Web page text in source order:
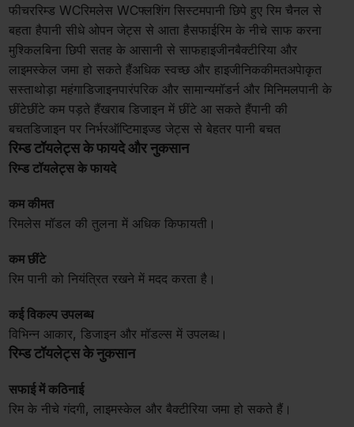
फीचररिम्ड WCरिमलेस WCफ्लशिंग सिस्टमपानी छिपे हुए रिम चैनल से
बहता हैपानी सीधे ओपन जेट्स से आता हैसफाईरिम के नीचे साफ करना
मुश्किलबिना छिपी सतह के आसानी से साफहाइजीनबैक्टीरिया और
लाइमस्केल जमा हो सकते हैंअधिक स्वच्छ और हाइजीनिककीमतअपेाकृत
सस्ताथोड़ा महंगाडिजाइनपारंपरिक और सामान्यमॉडर्न और मिनिमलपानी के
छींटेछींटे कम पड़ते हैंखराब डिजाइन में छींटे आ सकते हैंपानी की
बचतडिजाइन पर निर्भरऑप्टिमाइज्ड जेट्स से बेहतर पानी बचत
रिम्ड टॉयलेट्स के फायदे और नुकसान
रिम्ड टॉयलेट्स के फायदे
कम कीमत
रिमलेस मॉडल की तुलना में अधिक किफायती।
कम छींटे
रिम पानी को नियंत्रित रखने में मदद करता है।
कई विकल्प उपलब्ध
विभिन्न आकार, डिजाइन और मॉडल्स में उपलब्ध।
रिम्ड टॉयलेट्स के नुकसान
सफाई में कठिनाई
रिम के नीचे गंदगी, लाइमस्केल और बैक्टीरिया जमा हो सकते हैं।